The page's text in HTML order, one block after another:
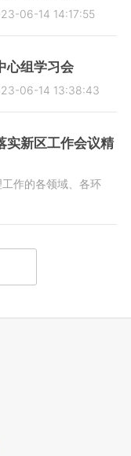
06-14 14:17:55
心组学习会
06-14 13:38:43
实新区工作会议精
作的各领域、各环